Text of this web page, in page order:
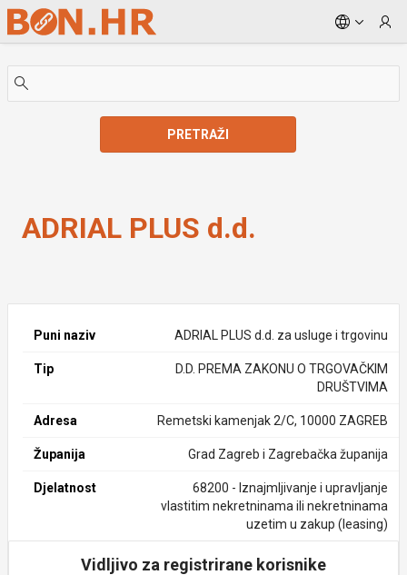
Skip to Main Content
PRETRAŽI
ADRIAL PLUS d.d.
Puni naziv ADRIAL PLUS d.d. za usluge i trgovinu
Tip
D.D. PREMA ZAKONU O TRGOVAČKIM
DRUŠTVIMA
Adresa Remetski kamenjak 2/C, 10000 ZAGREB
Županija Grad Zagreb i Zagrebačka županija
Djelatnost
68200 - Iznajmljivanje i upravljanje
vlastitim nekretninama ili nekretninama
uzetim u zakup (leasing)
Vidljivo za registrirane korisnike